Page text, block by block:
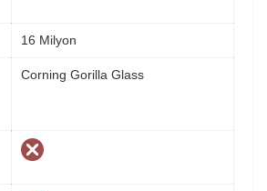
16 Milyon
Corning Gorilla Glass